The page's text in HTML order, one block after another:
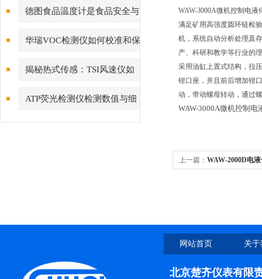
健康的“空气哨兵”
德图食品温度计是食品安全与
精确测温的守护者
华瑞VOC检测仪如何校准和保
养？
揭秘热式传感：TSI风速仪如
何实现低风速下的高精度测量
ATP荧光检测仪检测数值与细
菌总数量化关系
WAW-3000A微机控制电液
满足矿用高强度圆环链检
机，系统自动分析处理及
产、科研和教学等行业的
采用油缸上置式结构，拉
钳口座，并且前后增加钳
动，带动螺母转动，通过
WAW-3000A微机控制电
上一篇： WAW-2000D电
网站首页 关
北京楚齐仪表有限